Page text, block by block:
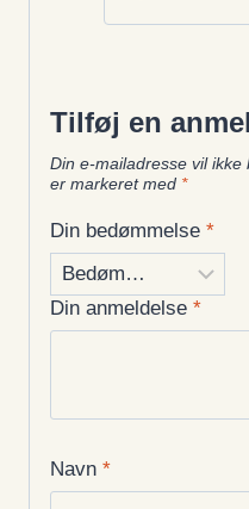
Tilføj en
Din e-mailadresse vil ikke
er markeret med *
Din bedømmelse *
Din anmeldelse *
Navn *